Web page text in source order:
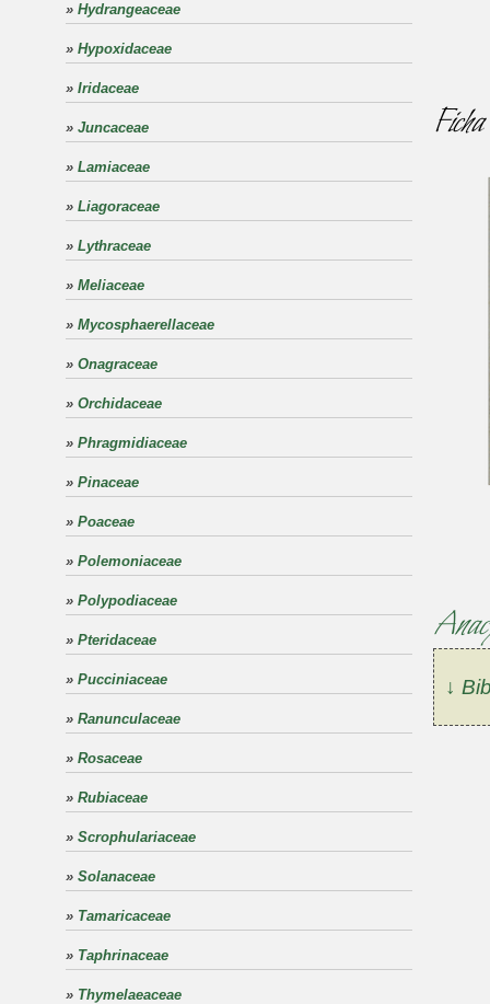
↓
» Hydrangeaceae
» Hypoxidaceae
» Iridaceae
» Juncaceae
» Lamiaceae
» Liagoraceae
» Lythraceae
» Meliaceae
» Mycosphaerellaceae
» Onagraceae
» Orchidaceae
» Phragmidiaceae
» Pinaceae
» Poaceae
» Polemoniaceae
» Polypodiaceae
» Pteridaceae
» Pucciniaceae
» Ranunculaceae
» Rosaceae
» Rubiaceae
» Scrophulariaceae
» Solanaceae
» Tamaricaceae
» Taphrinaceae
» Thymelaeaceae